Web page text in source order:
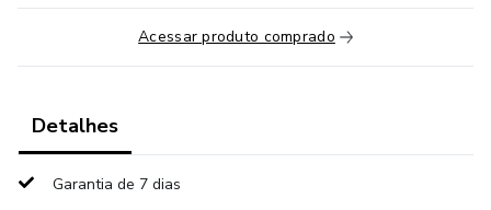
é estratégia! Se eu consegui, você também pode!
Acessar produto comprado
Detalhes
Garantia de 7 dias